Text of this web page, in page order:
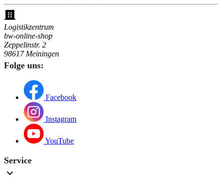
Logistikzentrum
bw-online-shop
Zeppelinstr. 2
98617 Meiningen
Folge uns:
Facebook
Instagram
YouTube
Service